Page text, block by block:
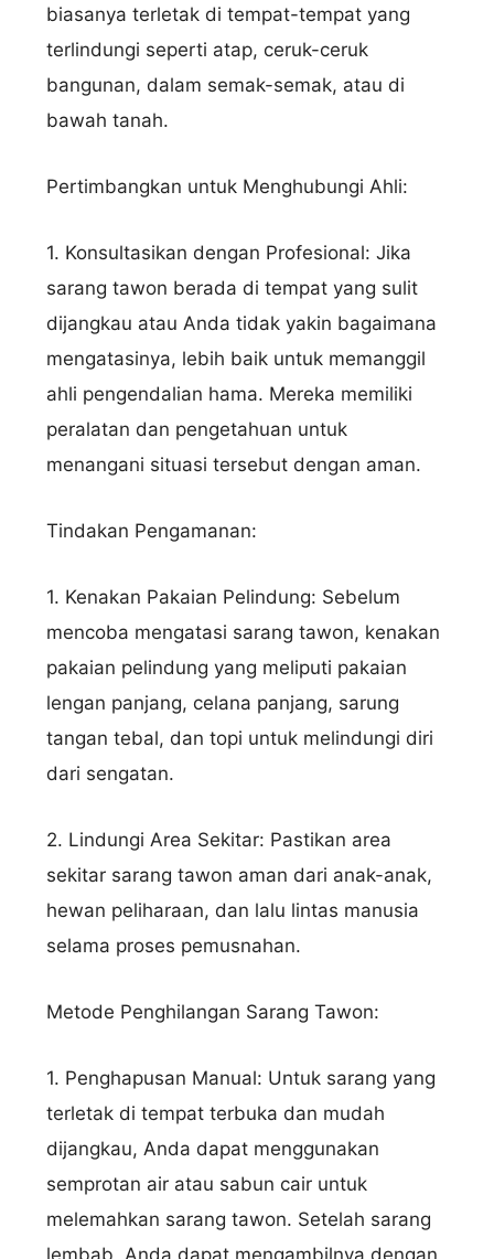
biasanya terletak di tempat-tempat yang
terlindungi seperti atap, ceruk-ceruk
bangunan, dalam semak-semak, atau di
bawah tanah.
Pertimbangkan untuk Menghubungi Ahli:
1. Konsultasikan dengan Profesional: Jika
sarang tawon berada di tempat yang sulit
dijangkau atau Anda tidak yakin bagaimana
mengatasinya, lebih baik untuk memanggil
ahli pengendalian hama. Mereka memiliki
peralatan dan pengetahuan untuk
menangani situasi tersebut dengan aman.
Tindakan Pengamanan:
1. Kenakan Pakaian Pelindung: Sebelum
mencoba mengatasi sarang tawon, kenakan
pakaian pelindung yang meliputi pakaian
lengan panjang, celana panjang, sarung
tangan tebal, dan topi untuk melindungi diri
dari sengatan.
2. Lindungi Area Sekitar: Pastikan area
sekitar sarang tawon aman dari anak-anak,
hewan peliharaan, dan lalu lintas manusia
selama proses pemusnahan.
Metode Penghilangan Sarang Tawon:
1. Penghapusan Manual: Untuk sarang yang
terletak di tempat terbuka dan mudah
dijangkau, Anda dapat menggunakan
semprotan air atau sabun cair untuk
melemahkan sarang tawon. Setelah sarang
lembab, Anda dapat mengambilnya dengan